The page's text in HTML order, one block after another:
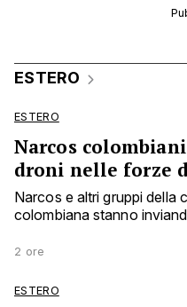
ESTERO
ESTERO
Narcos
droni nelle forze
Narcos e altri gruppi della
colombiana stanno
2 ore
ESTERO